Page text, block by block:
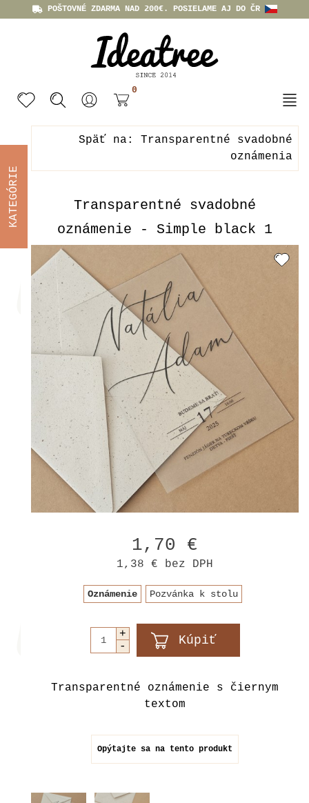
POŠTOVNÉ ZDARMA NAD 200€. POSIELAME AJ DO ČR
0
Späť na: Transparentné svadobné
oznámenia
Transparentné svadobné
oznámenie - Simple black 1
1,70 €
1,38 € bez DPH
Oznámenie Pozvánka k stolu
Transparentné oznámenie s čiernym
textom
Opýtajte sa na tento produkt
KATEGÓRIE